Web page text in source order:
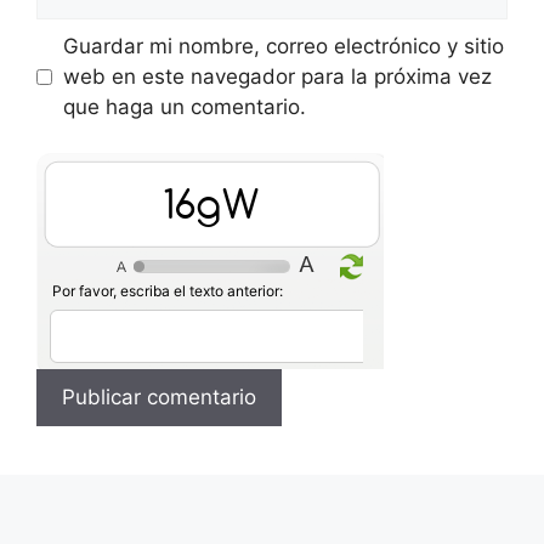
Guardar mi nombre, correo electrónico y sitio
web en este navegador para la próxima vez
que haga un comentario.
msgW
Por favor, escriba el texto anterior: